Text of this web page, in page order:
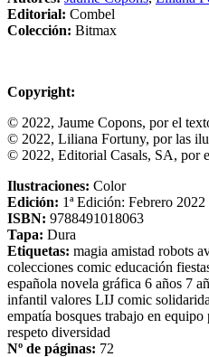
Editorial: Combel
Colección: Bitmax
Copyright:
© 2022, Jaume Copons, por el
© 2022, Liliana Fortuny, por las
© 2022, Editorial Casals, SA, por
Ilustraciones: Color
Edición: 1ª Edición: Febrero 2022
ISBN: 9788491018063
Tapa: Dura
Etiquetas: magia amistad robots
colecciones comic educación
española novela gráfica 6 años 7
infantil valores LIJ comic
empatía bosques trabajo en equipo
respeto diversidad
Nº de páginas: 72